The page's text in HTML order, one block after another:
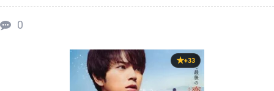
0
+33